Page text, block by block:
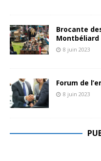
Brocante
Montbéliard
8 juin 2023
Forum de
8 juin 2023